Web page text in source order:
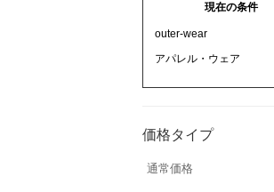
現在の条件
outer-wear
アパレル・ウェア
価格タイプ
通常価格